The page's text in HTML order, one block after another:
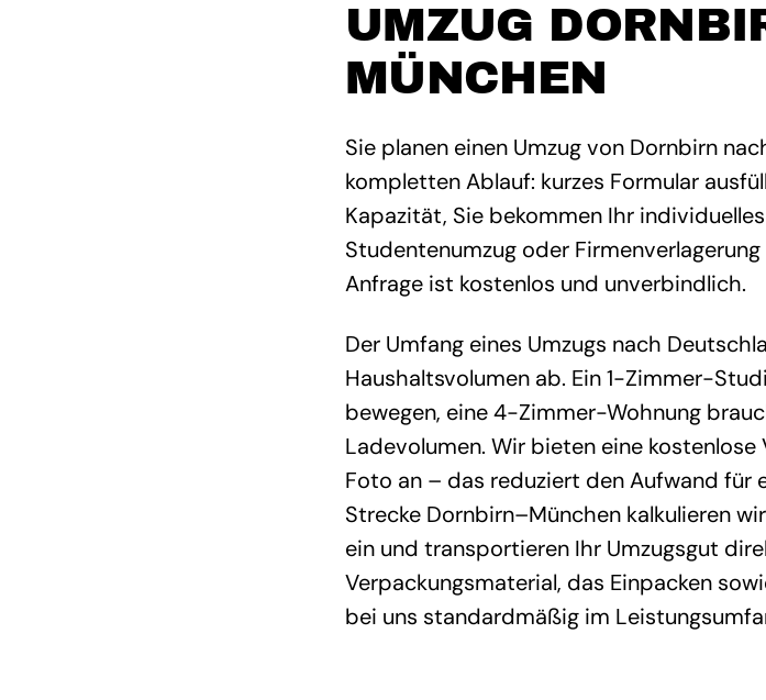
UMZUG
MÜNCHEN
Sie planen einen Umzug von Dornbirn
kompletten Ablauf: kurzes Formular
Kapazität, Sie bekommen Ihr
Studentenumzug oder
Anfrage ist kostenlos und unverbindlich.
Der Umfang eines Umzugs nach
Haushaltsvolumen ab. Ein 1-Zimmer-
bewegen, eine 4-Zimmer-Wohnung
Ladevolumen. Wir bieten eine
Foto an – das reduziert den Aufwand
Strecke Dornbirn–München kalkulieren
ein und transportieren Ihr Umzugsgut
Verpackungsmaterial, das Einpacken
bei uns standardmäßig im